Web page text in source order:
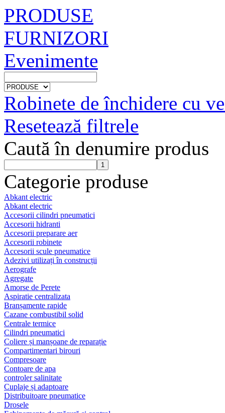
PRODUSE
FURNIZORI
Evenimente
Robinete de închidere cu
Resetează filtrele
Caută în denumire produs
Categorie produse
Abkant electric
Abkant electric
Accesorii cilindri pneumatici
Accesorii hidranti
Accesorii preparare aer
Accesorii robinete
Accesorii scule pneumatice
Adezivi utilizați în construcții
Aerografe
Agregate
Amorse de Perete
Aspiratie centralizata
Branșamente rapide
Cazane combustibil solid
Centrale termice
Cilindri pneumatici
Coliere și manșoane de reparație
Compartimentari birouri
Compresoare
Contoare de apa
controler salinitate
Cuplaje și adaptoare
Distribuitoare pneumatice
Drosele